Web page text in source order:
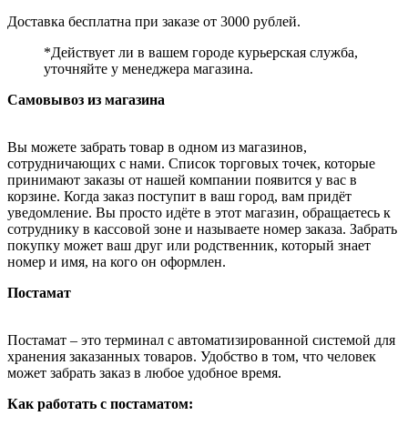
Доставка бесплатна при заказе от 3000 рублей.
*Действует ли в вашем городе курьерская служба,
уточняйте у менеджера магазина.
Самовывоз из магазина
Вы можете забрать товар в одном из магазинов,
сотрудничающих с нами. Список торговых точек, которые
принимают заказы от нашей компании появится у вас в
корзине. Когда заказ поступит в ваш город, вам придёт
уведомление. Вы просто идёте в этот магазин, обращаетесь к
сотруднику в кассовой зоне и называете номер заказа. Забрать
покупку может ваш друг или родственник, который знает
номер и имя, на кого он оформлен.
Постамат
Постамат – это терминал с автоматизированной системой для
хранения заказанных товаров. Удобство в том, что человек
может забрать заказ в любое удобное время.
Как работать с постаматом: